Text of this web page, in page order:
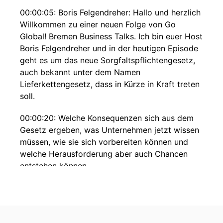
00:00:05: Boris Felgendreher: Hallo und herzlich
Willkommen zu einer neuen Folge von Go
Global! Bremen Business Talks. Ich bin euer Host
Boris Felgendreher und in der heutigen Episode
geht es um das neue Sorgfaltspflichtengesetz,
auch bekannt unter dem Namen
Lieferkettengesetz, dass in Kürze in Kraft treten
soll.
00:00:20: Welche Konsequenzen sich aus dem
Gesetz ergeben, was Unternehmen jetzt wissen
müssen, wie sie sich vorbereiten können und
welche Herausforderung aber auch Chancen
entstehen können.